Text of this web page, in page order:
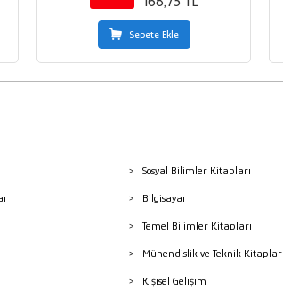
Sepete Ekle
Sosyal Bilimler Kitapları
Bilgisayar
Temel Bilimler Kitapları
Mühendislik ve Teknik Kitaplar
Kişisel Gelişim